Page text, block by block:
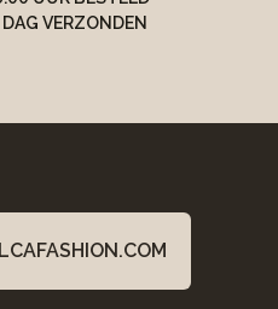
VERZONDEN